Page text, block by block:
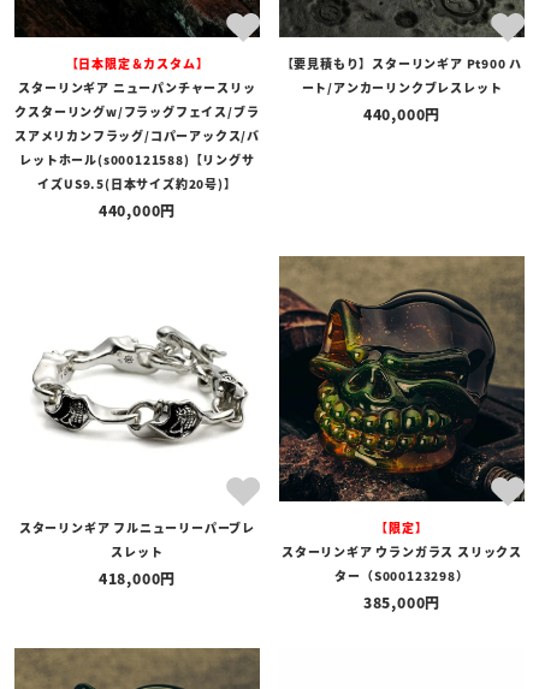
【日本限定＆カスタム】
スターリンギア ニューパンチャースリッ
クスターリングw/フラッグフェイス/ブラ
スアメリカンフラッグ/コパーアックス/バ
レットホール(s000121588)【リングサ
イズUS9.5(日本サイズ約20号)】
440,000
【要見積もり】スターリンギア Pt900 ハ
ート/アンカーリンクブレスレット
440,000
スターリンギア フルニューリーパーブレ
スレット
418,000
【限定】
スターリンギア ウランガラス スリックス
ター（S000123298）
385,000